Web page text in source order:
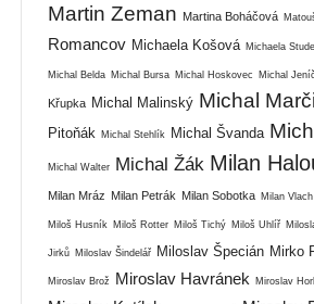
Martin Zeman Martina Boháčová
Romancov Michaela Košová Michaela
Michal Belda Michal Bursa Michal Hoskovec Michal
Křupka Michal Malinský Michal
Pitoňák
Michal Stehlík Michal Švanda
Michal Walter Michal Žák Milan
Milan Mráz Milan Petrák Milan Sobotka Milan Vlach
Miloš Husník Miloš Rotter Miloš Tichý Miloš Uhlíř
Jirků Miloslav Šindelář Miloslav Špecián Mirko
Miroslav Brož Miroslav Havránek Miroslav